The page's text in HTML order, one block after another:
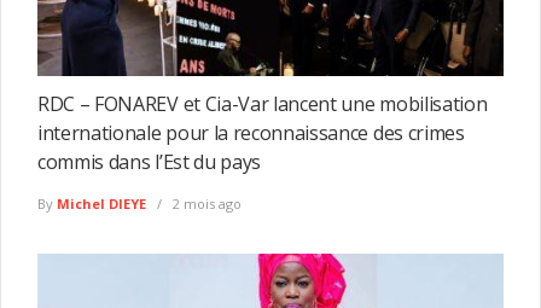
RDC – FONAREV et Cia-Var lancent une mobilisation
internationale pour la reconnaissance des crimes
commis dans l’Est du pays
By Michel DIEYE 2 mois ago